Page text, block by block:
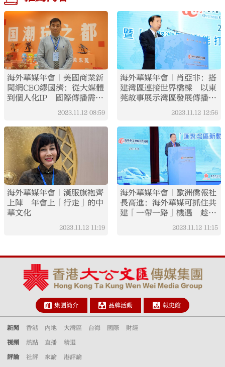
海外華媒年會｜美國商業新
聞網CEO繆國濟：從大媒體
到個人化IP 國際傳播需要
2023.11.12 08:59
海外華媒年會｜肖亞非：搭
建灣區連接世界橋樑 以東
莞故事展示灣區發展傳播中
2023.11.12 12:56
海外華媒年會｜漢服旗袍齊
上陣 年會上「行走」的中
華文化
2023.11.12 11:19
海外華媒年會｜歐洲僑報社
長高進：海外華媒可抓住共
建「一帶一路」機遇 趁勢
2023.11.12 11:15
集團簡介 品牌活動 報史館
新聞 香港 內地 大灣區 台海 國際 財經
視頻 熱點 直播 精選
評論 社評 來論 港評論